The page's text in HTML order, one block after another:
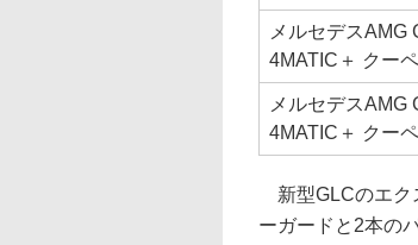
メルセデスAMG
4MATIC＋ クーペ
メルセデスAMG
4MATIC＋ クーペ
新型GLCのエク
ーガードと2本の